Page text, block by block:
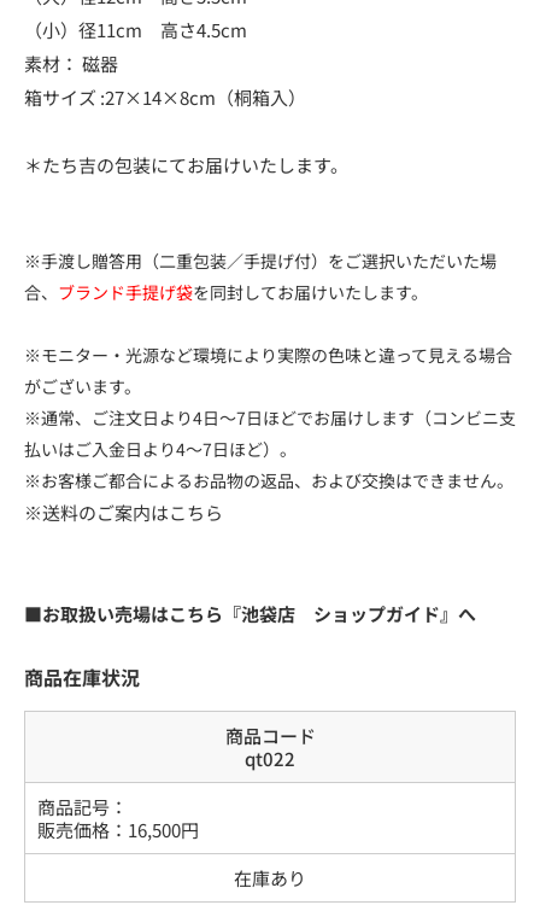
（小）径11cm 高さ4.5cm
素材： 磁器
箱サイズ :27×14×8cm（桐箱入）
＊たち吉の包装にてお届けいたします。
※手渡し贈答用（二重包装／手提げ付）をご選択いただいた場
合、 ブランド手提げ袋を同封してお届けいたします。
※モニター・光源など環境により実際の色味と違って見える場合
がございます。
※通常、ご注文日より4日～7日ほどでお届けします（コンビニ支
払いはご入金日より4～7日ほど）。
※お客様ご都合によるお品物の返品、および交換はできません。
※送料のご案内はこちら
■お取扱い売場はこちら『池袋店 ショップガイド』へ
商品在庫状況
商品コード
qt022
商品記号：
販売価格： 16,500円
在庫あり